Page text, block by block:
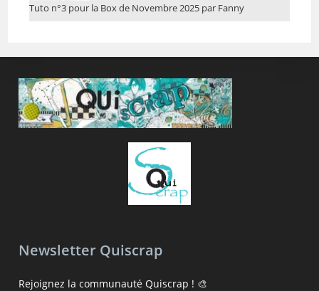
Tuto n°3 pour la Box de Novembre 2025 par Fanny
Newsletter Quiscrap
Rejoignez la communauté Quiscrap ! 🎨